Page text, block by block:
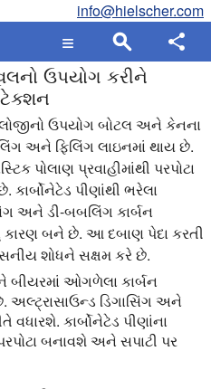
info@hielscher.com
ઉપયોગ કરીને
ઉપયોગ બોટલ અને કેનના
અને ફિલિંગ લાઇનમાં થાય છે.
પોલાણ પ્રવાહીમાંથી પરપોટા
પીણાંથી ભરેલા
અને ડી-બબલિંગ કાર્બન
કારણ બને છે. આ દબાણ પેદા કરતી
શોધને સક્ષમ કરે છે.
બીયરમાં ઓગળેલા કાર્બન
અલ્ટ્રાસાઉન્ડ ડિગાસિંગ અને
કાર્બોનેટેડ પીણાંના
બનાવશે અને સપાટી પર